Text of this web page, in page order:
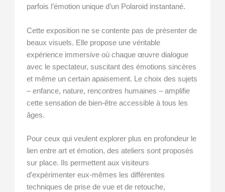
parfois l’émotion unique d’un Polaroid instantané.
Cette exposition ne se contente pas de présenter de
beaux visuels. Elle propose une véritable
expérience immersive où chaque œuvre dialogue
avec le spectateur, suscitant des émotions sincères
et même un certain apaisement. Le choix des sujets
– enfance, nature, rencontres humaines – amplifie
cette sensation de bien-être accessible à tous les
âges.
Pour ceux qui veulent explorer plus en profondeur le
lien entre art et émotion, des ateliers sont proposés
sur place. Ils permettent aux visiteurs
d’expérimenter eux-mêmes les différentes
techniques de prise de vue et de retouche,